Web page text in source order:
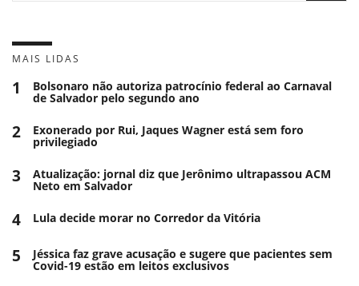
MAIS LIDAS
1 Bolsonaro não autoriza patrocínio federal ao Carnaval
de Salvador pelo segundo ano
2 Exonerado por Rui, Jaques Wagner está sem foro
privilegiado
3 Atualização: jornal diz que Jerônimo ultrapassou ACM
Neto em Salvador
4 Lula decide morar no Corredor da Vitória
5 Jéssica faz grave acusação e sugere que pacientes sem
Covid-19 estão em leitos exclusivos